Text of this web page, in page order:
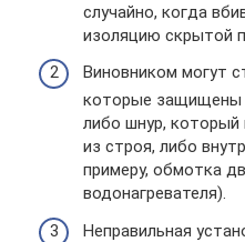
случайно, когда
изоляцию скрытой
Виновником могут
которые защищены
либо шнур,
из строя, либо
примеру, обмотка
водонагревателя).
Неправильная